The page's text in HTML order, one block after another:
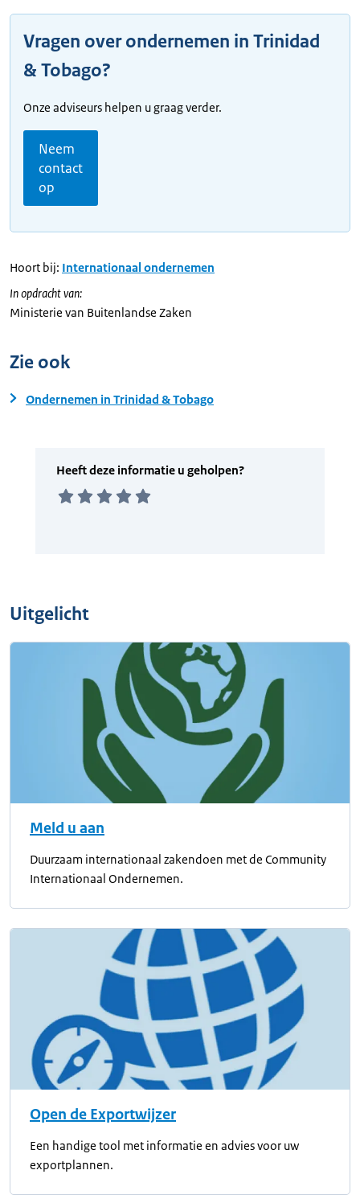
Vragen over ondernemen in Trinidad
& Tobago?
Onze adviseurs helpen u graag verder.
Neem
contact
op
Hoort bij: Internationaal ondernemen
In opdracht van:
Ministerie van Buitenlandse Zaken
Zie ook
Ondernemen in Trinidad & Tobago
Uitgelicht
Meld u aan
Duurzaam internationaal zakendoen met de Community
Internationaal Ondernemen.
Open de Exportwijzer
Een handige tool met informatie en advies voor uw
exportplannen.